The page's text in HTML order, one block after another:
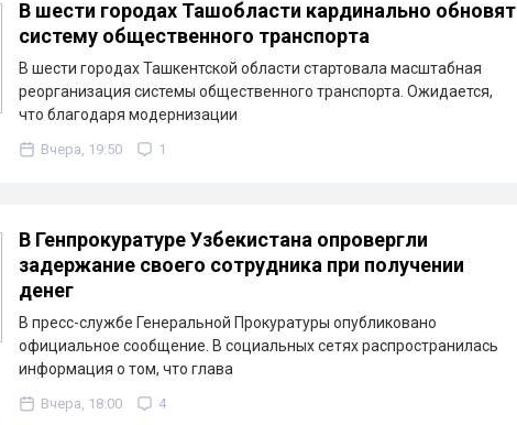
В шести городах Ташобласти кардинально обновят
систему общественного транспорта
В шести городах Ташкентской области стартовала масштабная
реорганизация системы общественного транспорта. Ожидается,
что благодаря модернизации
Вчера, 19:50 1
В Генпрокуратуре Узбекистана опровергли
задержание своего сотрудника при получении
денег
В пресс-службе Генеральной Прокуратуры опубликовано
официальное сообщение. В социальных сетях распространилась
информация о том, что глава
Вчера, 18:00 4